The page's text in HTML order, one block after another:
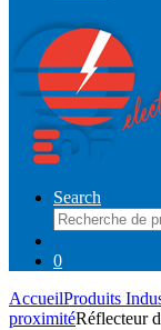
Search
Recherche
pour :
0
AccueilProduits
proximitéRéflecteur